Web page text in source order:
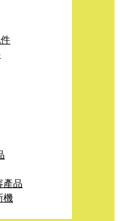
產品
機